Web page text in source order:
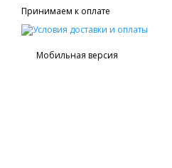
Принимаем к оплате
Мобильная версия